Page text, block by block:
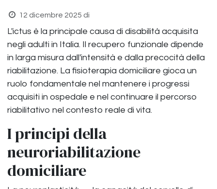
12 dicembre 2025 di
L'ictus è la principale causa di disabilità acquisita
negli adulti in Italia. Il recupero funzionale dipende
in larga misura dall'intensità e dalla precocità della
riabilitazione. La fisioterapia domiciliare gioca un
ruolo fondamentale nel mantenere i progressi
acquisiti in ospedale e nel continuare il percorso
riabilitativo nel contesto reale di vita.
I principi della
neuroriabilitazione
domiciliare